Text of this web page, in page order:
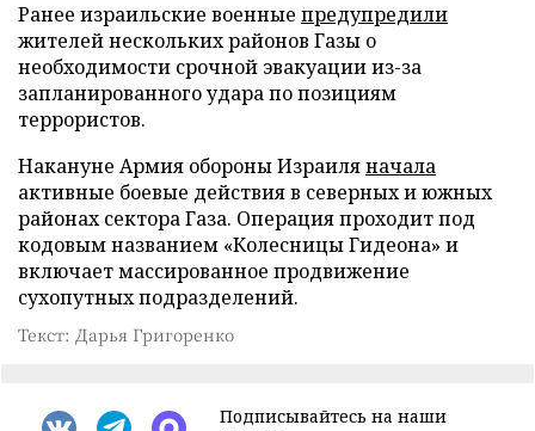
Ранее израильские военные предупредили
жителей нескольких районов Газы о
необходимости срочной эвакуации из-за
запланированного удара по позициям
террористов.
Накануне Армия обороны Израиляначала
активные боевые действия в северных и южных
районах сектора Газа. Операция проходит под
кодовым названием «Колесницы Гидеона» и
включает массированное продвижение
сухопутных подразделений.
Текст: Дарья Григоренко
Подписывайтесь на наши